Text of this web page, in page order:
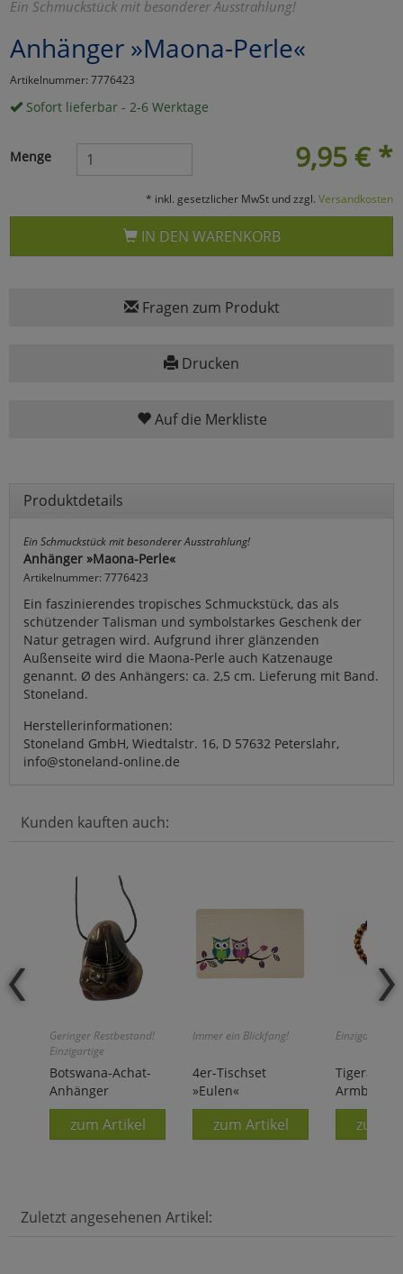
Ein Schmuckstück mit besonderer Ausstrahlung!
Anhänger »Maona-Perle«
Artikelnummer: 7776423
Sofort lieferbar - 2-6 Werktage
9,95 € *
Menge
* inkl. gesetzlicher MwSt und zzgl. Versandkosten
IN DEN WARENKORB
Fragen zum Produkt
Drucken
Auf die Merkliste
Produktdetails
Ein Schmuckstück mit besonderer Ausstrahlung!
Anhänger »Maona-Perle«
Artikelnummer: 7776423
Ein faszinierendes tropisches Schmuckstück, das als
schützender Talisman und symbolstarkes Geschenk der
Natur getragen wird. Aufgrund ihrer glänzenden
Außenseite wird die Maona-Perle auch Katzenauge
genannt. Ø des Anhängers: ca. 2,5 cm. Lieferung mit Band.
Stoneland.
Herstellerinformationen:
Stoneland GmbH, Wiedtalstr. 16, D 57632 Peterslahr,
info@stoneland-online.de
Kunden kauften auch:
Geringer Restbestand!
Einzigartige
Farbstrukturen!
Botswana-Achat-
Anhänger
zum Artikel
Immer ein Blickfang!
4er-Tischset
»Eulen«
zum Artikel
Einzigartige
Tigerauge-
Armband
zum
Zuletzt angesehenen Artikel:
Umfragetools
Cookies
Cookies
Einstellungen speichern
zurückzu Haupptseite